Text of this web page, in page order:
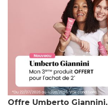
Offre Umberto Giannini,